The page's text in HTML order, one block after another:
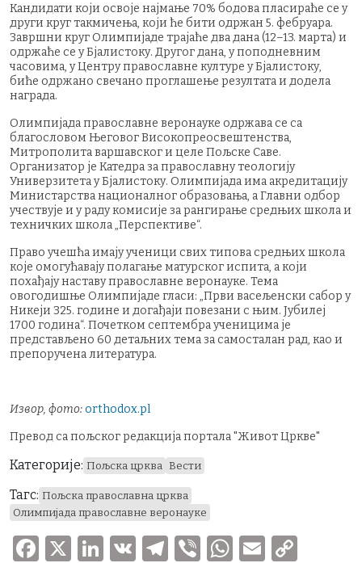
Кандидати који освоје најмање 70% бодова пласираће се у
други круг такмичења, који ће бити одржан 5. фебруара.
Завршни круг Олимпијаде трајаће два дана (12–13. марта) и
одржаће се у Бјалистоку. Другог дана, у поподневним
часовима, у Центру православне културе у Бјалистоку,
биће одржано свечано проглашење резултата и додела
награда.
Олимпијада православне веронауке одржава се са
благословом Његовог Високопреосвештенства,
Митрополита варшавског и целе Пољске Саве.
Организатор је Катедра за православну теологију
Универзитета у Бјалистоку. Олимпијада има акредитацију
Министарства националног образовања, а Главни одбор
учествује и у раду комисије за рангирање средњих школа и
техничких школа „Перспективе“.
Право учешћа имају ученици свих типова средњих школа
које омогућавају полагање матурског испита, а који
похађају наставу православне веронауке. Тема
овогодишње Олимпијаде гласи: „Први васељенски сабор у
Никеји 325. године и догађаји повезани с њим. Јубилеј
1700 година“. Почетком септембра ученицима је
представљено 60 детаљних тема за самосталан рад, као и
препоручена литература.
Извор, фото:orthodox.pl
Превод са пољског редакција портала "Живот Цркве"
Категорије: Пољска црква Вести
Тагс: Пољска православна црква
Олимпијада православне веронауке
F
X
Li V
T
V
W E